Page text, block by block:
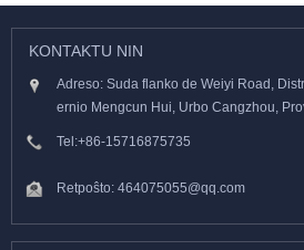
KONTAKTU NIN
Adreso: Suda flanko de Weiyi Road,
ernio Mengcun Hui, Urbo Cangzhou,
Tel:+86-15716875735
Retpoŝto: 464075055@qq.com